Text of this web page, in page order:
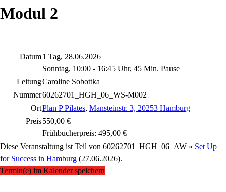
Modul 2
Datum1 Tag, 28.06.2026
Sonntag, 10:00 - 16:45 Uhr, 45 Min. Pause
LeitungCaroline Sobottka
Nummer60262701_HGH_06_WS-M002
OrtPlan P Pilates, Mansteinstr. 3, 20253 Hamburg
Preis550,00 €
Frühbucherpreis: 495,00 €
Diese Veranstaltung ist Teil von 60262701_HGH_06_AW » Set Up
for Success in Hamburg (27.06.2026).
Termin(e) im Kalender speichern